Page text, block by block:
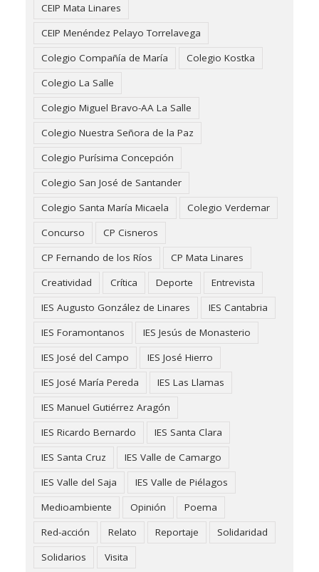
CEIP Mata Linares
CEIP Menéndez Pelayo Torrelavega
Colegio Compañía de María
Colegio Kostka
Colegio La Salle
Colegio Miguel Bravo-AA La Salle
Colegio Nuestra Señora de la Paz
Colegio Purísima Concepción
Colegio San José de Santander
Colegio Santa María Micaela
Colegio Verdemar
Concurso
CP Cisneros
CP Fernando de los Ríos
CP Mata Linares
Creatividad
Crítica Deporte
Entrevista
IES Augusto González de Linares
IES Cantabria
IES Foramontanos
IES Jesús de Monasterio
IES José del Campo
IES José Hierro
IES José María Pereda
IES Las Llamas
IES Manuel Gutiérrez Aragón
IES Ricardo Bernardo
IES Santa Clara
IES Santa Cruz
IES Valle de Camargo
IES Valle del Saja
IES Valle de Piélagos
Medioambiente
Opinión
Poema
Red-acción
Relato Reportaje
Solidaridad
Solidarios
Visita